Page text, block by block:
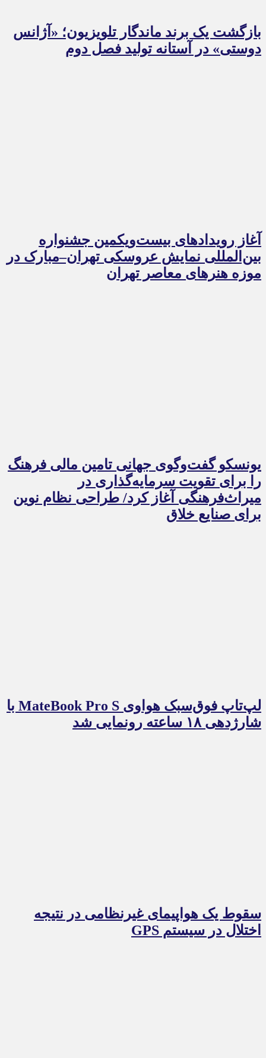
بازگشت یک برند ماندگار تلویزیون؛ «آژانس
دوستی» در آستانه تولید فصل دوم
آغاز رویدادهای بیست‌ویکمین جشنواره
بین‌المللی نمایش عروسکی تهران–مبارک در
موزه هنرهای معاصر تهران
یونسکو گفت‌وگوی جهانی تامین مالی فرهنگ
را برای تقویت سرمایه‌گذاری در
میراث‌فرهنگی آغاز کرد/ طراحی نظام نوین
برای صنایع خلاق
لپ‌تاپ فوق‌سبک هواوی MateBook Pro S با
شارژدهی ۱۸ ساعته رونمایی شد
سقوط یک هواپیمای غیرنظامی در نتیجه
اختلال در سیستم‌ GPS